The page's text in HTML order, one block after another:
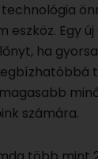
eszköz. Egy
ha
számára.